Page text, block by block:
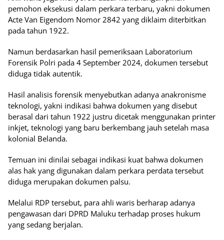
pemohon eksekusi dalam perkara terbaru, yakni dokumen
Acte Van Eigendom Nomor 2842 yang diklaim diterbitkan
pada tahun 1922.
Namun berdasarkan hasil pemeriksaan Laboratorium
Forensik Polri pada 4 September 2024, dokumen tersebut
diduga tidak autentik.
Hasil analisis forensik menyebutkan adanya anakronisme
teknologi, yakni indikasi bahwa dokumen yang disebut
berasal dari tahun 1922 justru dicetak menggunakan printer
inkjet, teknologi yang baru berkembang jauh setelah masa
kolonial Belanda.
Temuan ini dinilai sebagai indikasi kuat bahwa dokumen
alas hak yang digunakan dalam perkara perdata tersebut
diduga merupakan dokumen palsu.
Melalui RDP tersebut, para ahli waris berharap adanya
pengawasan dari DPRD Maluku terhadap proses hukum
yang sedang berjalan.